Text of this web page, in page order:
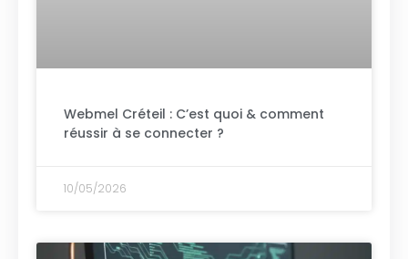
Webmel Créteil : C’est quoi & comment
réussir à se connecter ?
10/05/2026